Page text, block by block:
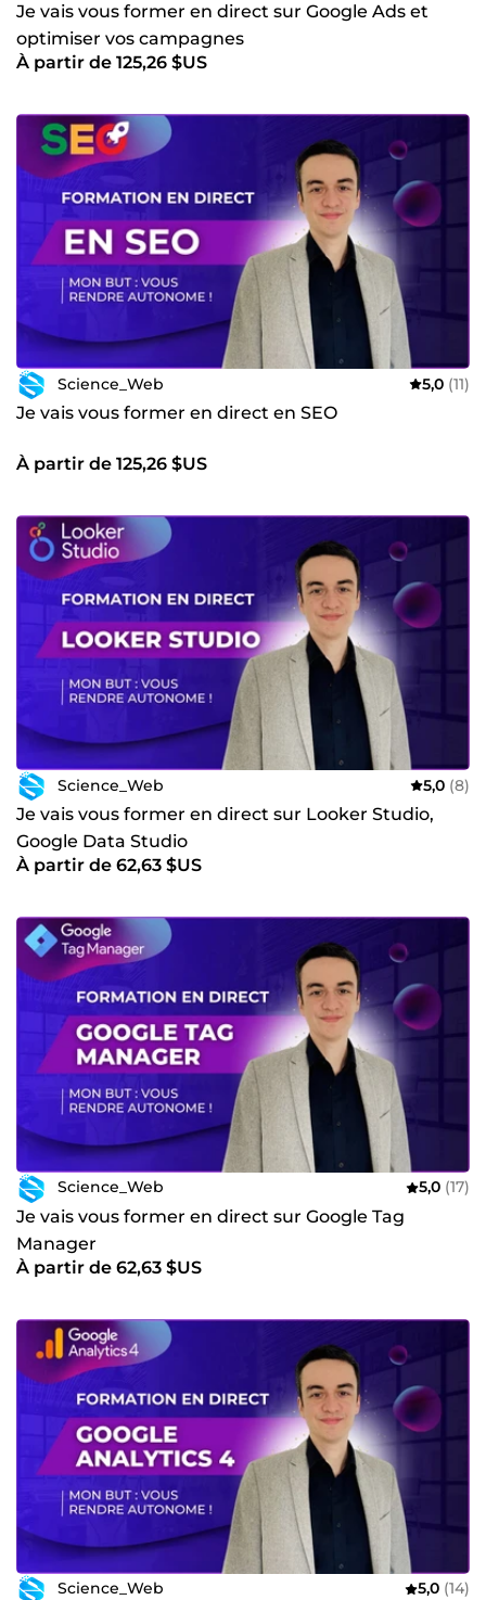
Je vais vous former en direct sur Google Ads et
optimiser vos campagnes
À partir de 125,26 $US
Science_Web 5,0 (11)
Je vais vous former en direct en SEO
À partir de 125,26 $US
Science_Web 5,0 (8)
Je vais vous former en direct sur Looker Studio,
Google Data Studio
À partir de 62,63 $US
Science_Web 5,0 (17)
Je vais vous former en direct sur Google Tag
Manager
À partir de 62,63 $US
Science_Web 5,0 (14)